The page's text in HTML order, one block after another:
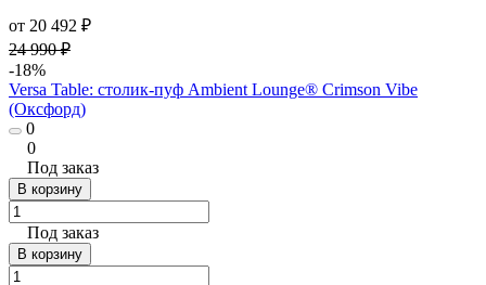
от 20 492 ₽
24 990 ₽
-18%
Versa Table: столик-пуф Ambient Lounge® Crimson Vibe
(Оксфорд)
0
0
Под заказ
В корзину
Под заказ
В корзину